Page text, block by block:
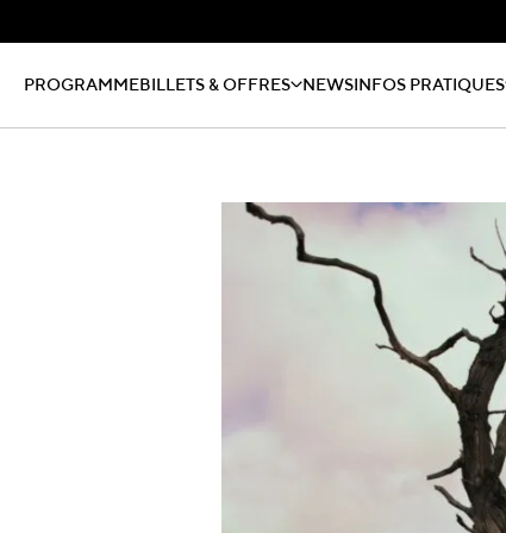
PROGRAMMEBILLETS & OFFRES NEWSINFOS PRATIQUES